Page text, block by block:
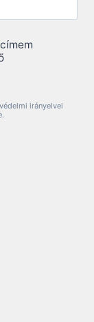
irányelvei